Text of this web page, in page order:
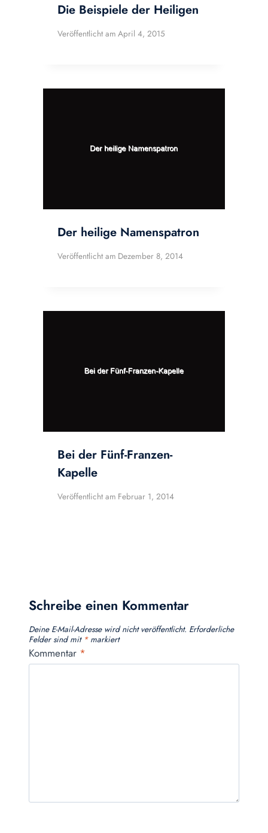
Die Beispiele der Heiligen
Veröffentlicht am April 4, 2015
Der heilige Namenspatron
Veröffentlicht am Dezember 8, 2014
Bei der Fünf-Franzen-
Kapelle
Veröffentlicht am Februar 1, 2014
Schreibe einen Kommentar
Deine E-Mail-Adresse wird nicht veröffentlicht. Erforderliche
Felder sind mit *markiert
Kommentar *